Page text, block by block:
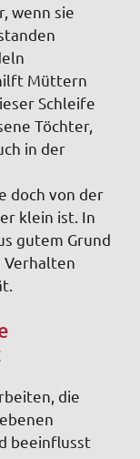
wenn sie
Müttern
Schleife
Töchter,
in der
doch von der
klein ist. In
gutem Grund
Verhalten
die
beeinflusst